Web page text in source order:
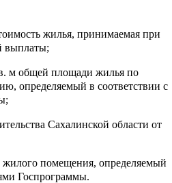
жилья, принимаемая при
выплаты;
м общей площади жилья по
определяемый в соответствии с
Сахалинской области от
помещения, определяемый
Госпрограммы.